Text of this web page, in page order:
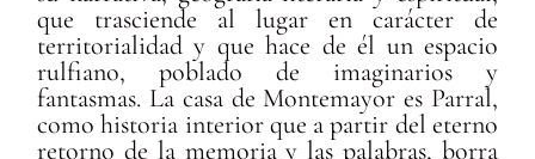
que trasciende al lugar en carácter de
territorialidad y que hace de él un espacio
rulfiano, poblado de imaginarios y
fantasmas. La casa de Montemayor es Parral,
como historia interior que a partir del eterno
retorno de la memoria y las palabras, borra